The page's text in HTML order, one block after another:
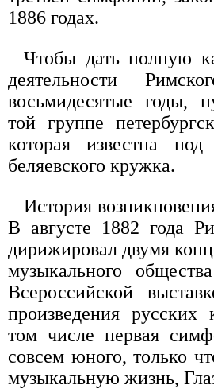
1886 годах.
Чтобы дать полную
деятельности
восьмидесятые годы,
той группе
которая известна под
беляевского кружка.
История
В августе 1882 года
дирижировал двумя
музыкального
Всероссийской
произведения русских
том числе первая
совсем юного, только
музыкальную жизнь,